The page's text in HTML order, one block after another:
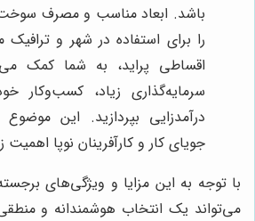
باشد. ابعاد مناسب و مصرف سوخت
را برای استفاده در شهر و
اقساطی پراید، به شما کمک
سرمایه‌گذاری زیاد، کسب‌وکار
درآمدزایی بپردازید. این
جویای کار و کارآفرینان نوپا اهمیت
با توجه به این مزایا و ویژگی‌های
می‌تواند یک انتخاب هوشمندانه و